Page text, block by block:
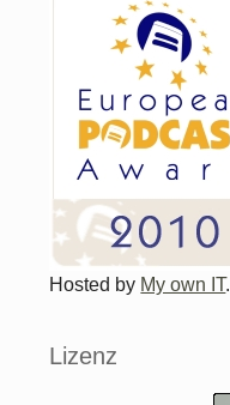
Hosted by My own IT.
Lizenz